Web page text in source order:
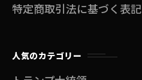
特定商取引法に基づく表記
人気のカテゴリー